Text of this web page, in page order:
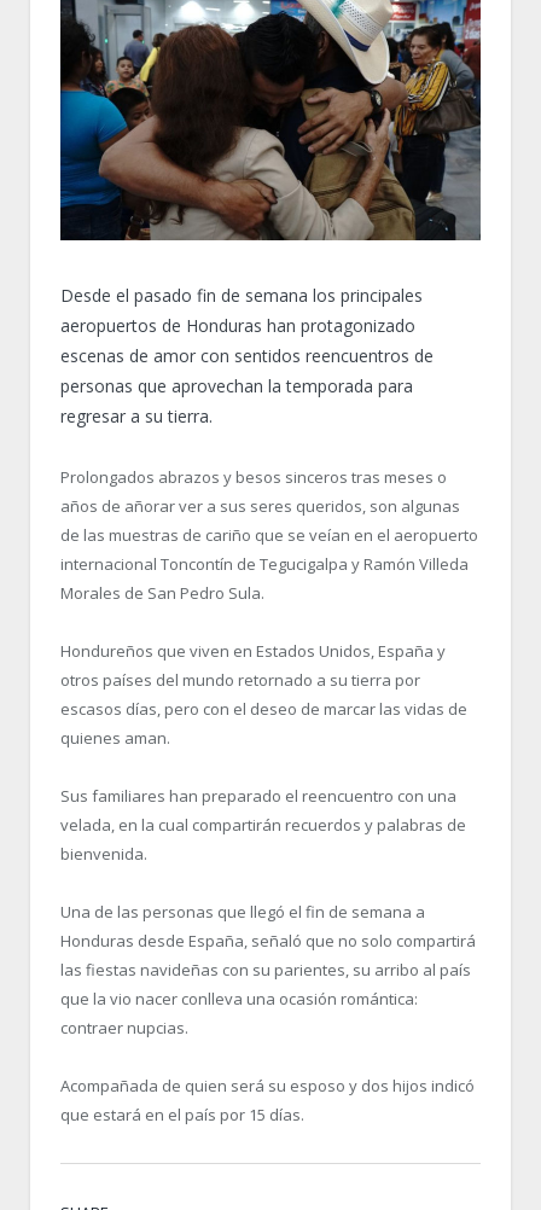
Desde el pasado fin de semana los principales
aeropuertos de Honduras han protagonizado
escenas de amor con sentidos reencuentros de
personas que aprovechan la temporada para
regresar a su tierra.
Prolongados abrazos y besos sinceros tras meses o
años de añorar ver a sus seres queridos, son algunas
de las muestras de cariño que se veían en el aeropuerto
internacional Toncontín de Tegucigalpa y Ramón Villeda
Morales de San Pedro Sula.
Hondureños que viven en Estados Unidos, España y
otros países del mundo retornado a su tierra por
escasos días, pero con el deseo de marcar las vidas de
quienes aman.
Sus familiares han preparado el reencuentro con una
velada, en la cual compartirán recuerdos y palabras de
bienvenida.
Una de las personas que llegó el fin de semana a
Honduras desde España, señaló que no solo compartirá
las fiestas navideñas con su parientes, su arribo al país
que la vio nacer conlleva una ocasión romántica:
contraer nupcias.
Acompañada de quien será su esposo y dos hijos indicó
que estará en el país por 15 días.